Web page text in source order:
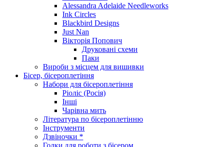
Alessandra Adelaide Needleworks
Ink Circles
Blackbird Designs
Just Nan
Вікторія Попович
Друковані схеми
Паки
Вироби з місцем для вишивки
Бісер, бісероплетіння
Набори для бісероплетіння
Ріоліс (Росія)
Інші
Чарівна мить
Література по бісероплетінню
Інструменти
Дзвіночки *
Голки для роботи з бісером